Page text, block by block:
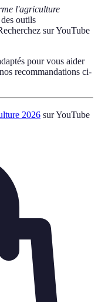
l'agriculture
outils
sur YouTube
pour vous aider
recommandations ci-
2026 sur YouTube